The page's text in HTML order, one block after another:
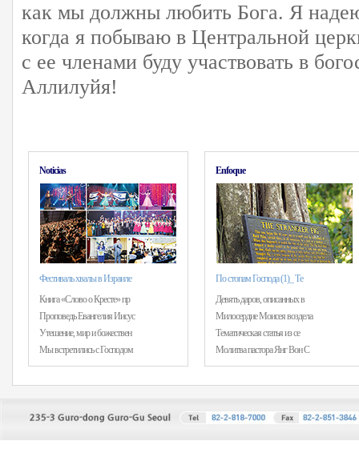
как мы должны любить Бога. Я
когда я побываю в Центральной
с ее членами буду участвовать в
Аллилуйя!
Noticias
Фестиваль хвалы в Израиле
Книга «Слово о Кресте» пр
Проповедь Евангелия Иисус
Утешение, мир и божествен
Мы встретились с Господом
Enfoque
По стопам Господа (1)_ Те
Девять даров, описанных в
Милосердие Моисея воздела
Тематическая статья из се
Молитва пастора Янг Вон С